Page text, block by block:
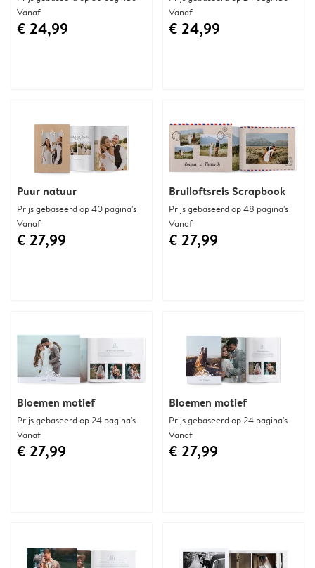
Vanaf
€ 24,99
Puur natuur
Prijs gebaseerd op 40 pagina's
Vanaf
€ 27,99
Vanaf
€ 24,99
Bloemen motief
Prijs gebaseerd op 24 pagina's
Vanaf
€ 27,99
Bloemen motief
Prijs gebaseerd op 24 pagina's
Vanaf
€ 27,99
Bruiloftsreis Scrapbook
Prijs gebaseerd op 48 pagina's
Vanaf
€ 27,99